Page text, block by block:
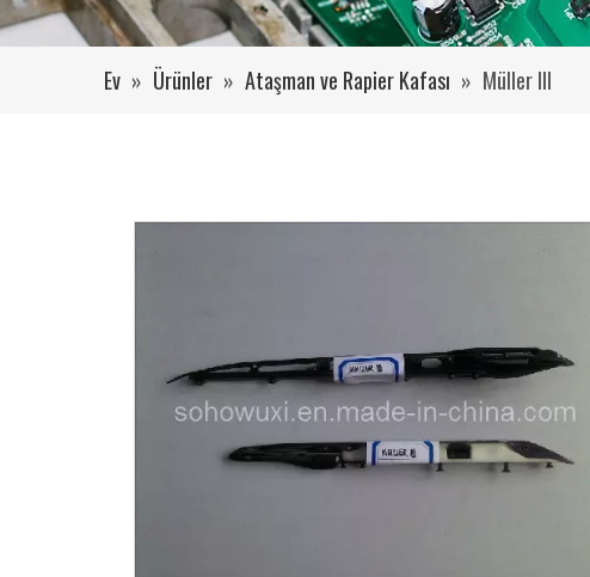
Ev » Ürünler » Ataşman ve Rapier Kafası » Müller III